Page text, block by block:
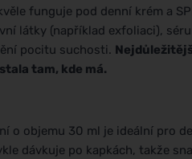
funguje pod denní krém a
látky (například exfoliaci),
pocitu suchosti.
tam, kde má.
o objemu 30 ml je ideální pro
dávkuje po kapkách, takže